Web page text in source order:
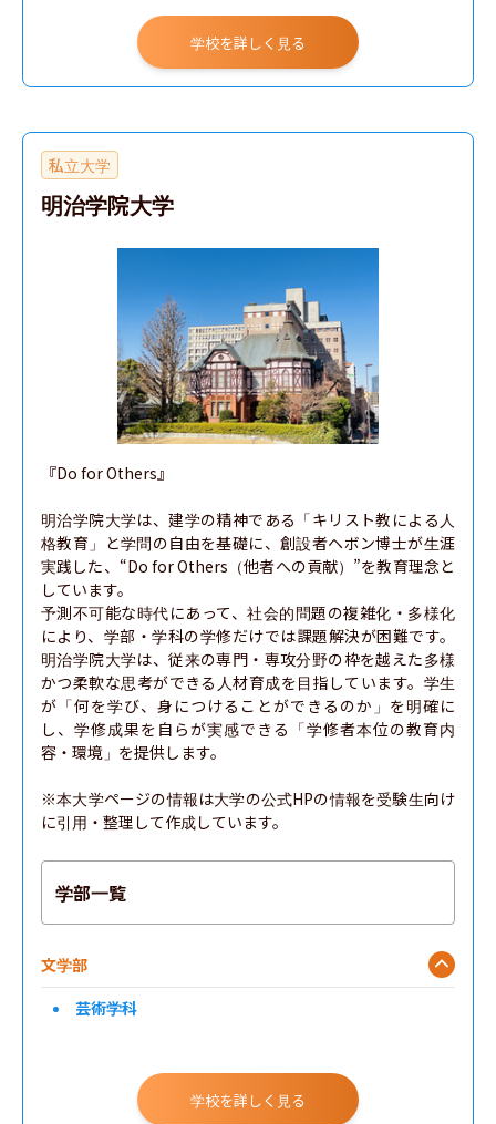
学校を詳しく見る
私立大学
明治学院大学
『Do for Others』
明治学院大学は、建学の精神である「キリスト教による人
格教育」と学問の自由を基礎に、創設者ヘボン博士が生涯
実践した、“Do for Others（他者への貢献）”を教育理念と
しています。
予測不可能な時代にあって、社会的問題の複雑化・多様化
により、学部・学科の学修だけでは課題解決が困難です。
明治学院大学は、従来の専門・専攻分野の枠を越えた多様
かつ柔軟な思考ができる人材育成を目指しています。学生
が「何を学び、身につけることができるのか」を明確に
し、学修成果を自らが実感できる「学修者本位の教育内
容・環境」を提供します。
※本大学ページの情報は大学の公式HPの情報を受験生向け
に引用・整理して作成しています。
学部一覧
文学部
芸術学科
学校を詳しく見る